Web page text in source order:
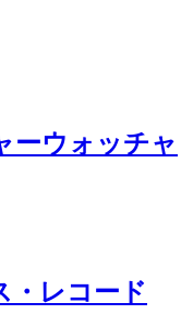
ーウォッチャ
・レコード